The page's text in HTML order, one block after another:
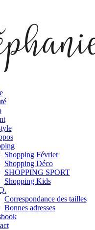
Shopping Février
Shopping Déco
SHOPPING SPORT
Shopping Kids
Correspondance des tailles
Bonnes adresses